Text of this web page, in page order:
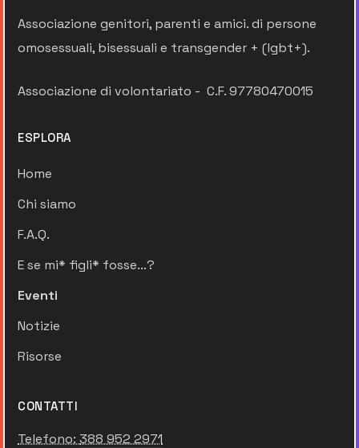
Associazione genitori, parenti e amici. di persone
omosessuali, bisessuali e transgender + (lgbt+).
Associazione di volontariato - C.F. 97780470015
ESPLORA
Home
Chi siamo
F.A.Q.
E se mi* figli* fosse...?
Eventi
Notizie
Risorse
CONTATTI
Telefono: 388 952 2971